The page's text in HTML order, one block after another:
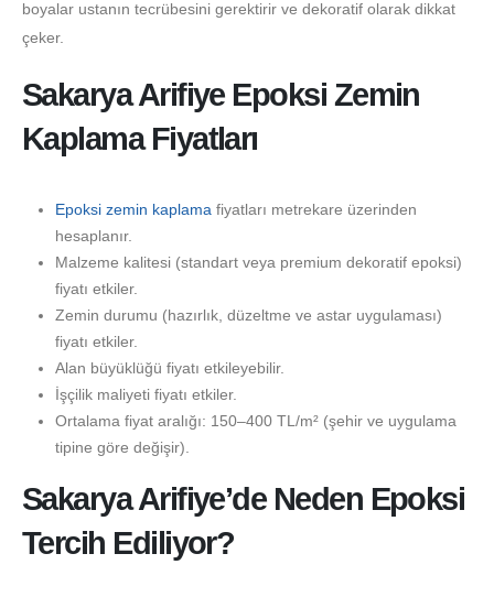
boyalar ustanın tecrübesini gerektirir ve dekoratif olarak dikkat
çeker.
Sakarya Arifiye Epoksi Zemin
Kaplama Fiyatları
Epoksi zemin kaplama fiyatları metrekare üzerinden
hesaplanır.
Malzeme kalitesi (standart veya premium dekoratif epoksi)
fiyatı etkiler.
Zemin durumu (hazırlık, düzeltme ve astar uygulaması)
fiyatı etkiler.
Alan büyüklüğü fiyatı etkileyebilir.
İşçilik maliyeti fiyatı etkiler.
Ortalama fiyat aralığı: 150–400 TL/m² (şehir ve uygulama
tipine göre değişir).
Sakarya Arifiye’de Neden Epoksi
Tercih Ediliyor?